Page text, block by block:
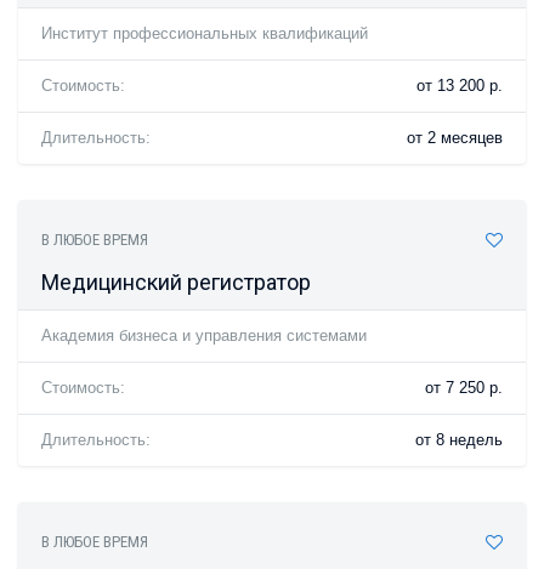
Институт профессиональных квалификаций
Стоимость: от 13 200 р.
Длительность: от 2 месяцев
В ЛЮБОЕ ВРЕМЯ
Медицинский регистратор
Академия бизнеса и управления системами
Стоимость: от 7 250 р.
Длительность: от 8 недель
В ЛЮБОЕ ВРЕМЯ